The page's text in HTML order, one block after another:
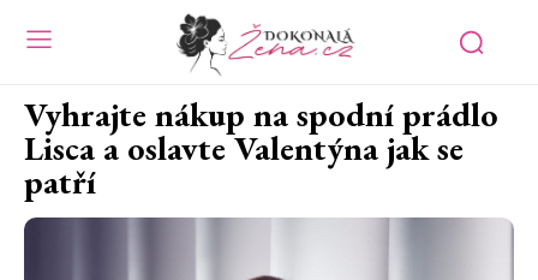
Vyhrajte nákup na spodní prádlo
Lisca a oslavte Valentýna jak se
patří